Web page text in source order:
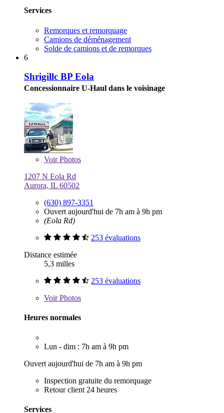
Services
Remorques et remorquage
Camions de déménagement
Solde de camions et de remorques
6
Shrigillc BP Eola
Concessionnaire U-Haul dans le voisinage
VoirPhotos
1207 N Eola Rd
Aurora, IL 60502
(630) 897-3351
Ouvert aujourd'hui de 7h am à 9h pm
(Eola Rd)
253 évaluations
Distance estimée
5,3 milles
253 évaluations
VoirPhotos
Heures normales
Lun - dim : 7h am à 9h pm
Ouvert aujourd'hui de 7h am à 9h pm
Inspection gratuite du remorquage
Retour client 24 heures
Services